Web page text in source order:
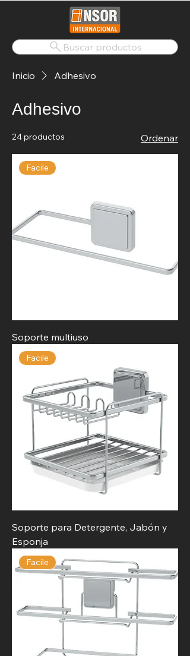
Buscar productos
Inicio Adhesivo
Adhesivo
24 productos Ordenar
Facile
Soporte multiuso
Facile
Soporte para Detergente, Jabón y
Esponja
Facile